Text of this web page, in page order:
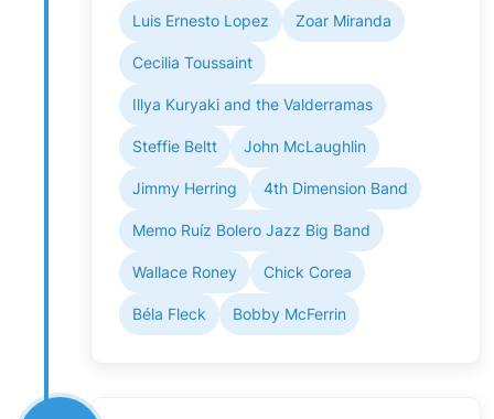
Luis Ernesto Lopez Zoar Miranda
Cecilia Toussaint
Illya Kuryaki and the Valderramas
Steffie Beltt John McLaughlin
Jimmy Herring 4th Dimension Band
Memo Ruíz Bolero Jazz Big Band
Wallace Roney Chick Corea
Béla Fleck Bobby McFerrin